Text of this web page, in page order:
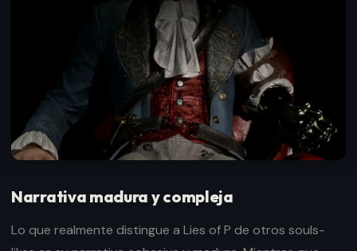
Narrativa madura y compleja
Lo que realmente distingue a Lies of P de otros souls-